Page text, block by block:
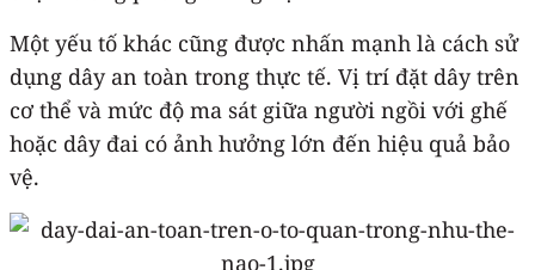
Một yếu tố khác cũng được nhấn mạnh là cách sử
dụng dây an toàn trong thực tế. Vị trí đặt dây trên
cơ thể và mức độ ma sát giữa người ngồi với ghế
hoặc dây đai có ảnh hưởng lớn đến hiệu quả bảo
vệ.